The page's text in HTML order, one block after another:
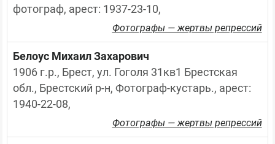
фотограф, арест: 1937-23-10,
Фотографы — жертвы репрессий
Белоус Михаил Захарович
1906 г.р., Брест, ул. Гоголя 31кв1 Брестская
обл., Брестский р-н, Фотограф-кустарь., арест:
1940-22-08,
Фотографы — жертвы репрессий